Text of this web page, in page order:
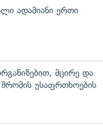
ადამიანი ერთი
მცირე და
შრომის უსაფრთხოების